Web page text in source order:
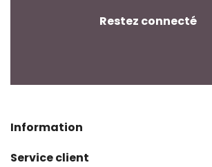
Restez connecté
Information
Service client